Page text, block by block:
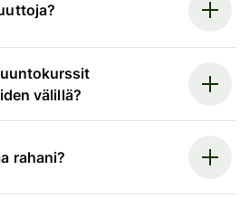
välillä?
rahani?